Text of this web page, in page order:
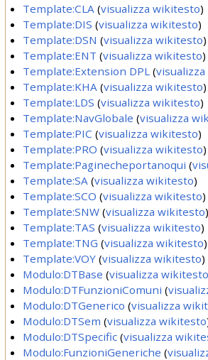
Template:CLA (visualizza wikitesto)
Template:DIS (visualizza wikitesto)
Template:DSN (visualizza wikitesto)
Template:ENT (visualizza wikitesto)
Template:Extension DPL (
Template:KHA (visualizza wikitesto)
Template:LDS (visualizza wikitesto)
Template:NavGlobale (visualizza
Template:PIC (visualizza wikitesto)
Template:PRO (visualizza wikitesto)
Template:Paginecheportanoqui (
Template:SA (visualizza wikitesto)
Template:SCO (visualizza wikitesto)
Template:SNW (visualizza wikitesto)
Template:TAS (visualizza wikitesto)
Template:TNG (visualizza wikitesto)
Template:VOY (visualizza wikitesto)
Modulo:DTBase (visualizza
Modulo:DTFunzioniComuni (
Modulo:DTGenerico (visualizza
Modulo:DTSem (visualizza wikitesto
Modulo:DTSpecific (visualizza
Modulo:FunzioniGeneriche (